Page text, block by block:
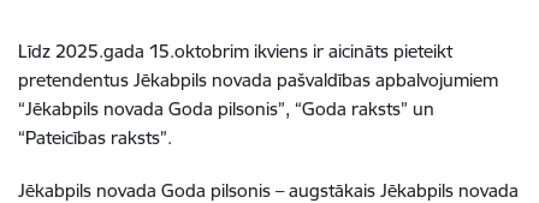
Līdz 2025.gada 15.oktobrim ikviens ir aicināts pieteikt
pretendentus Jēkabpils novada pašvaldības apbalvojumiem
“Jēkabpils novada Goda pilsonis”, “Goda raksts” un
“Pateicības raksts”.
Jēkabpils novada Goda pilsonis – augstākais Jēkabpils novada